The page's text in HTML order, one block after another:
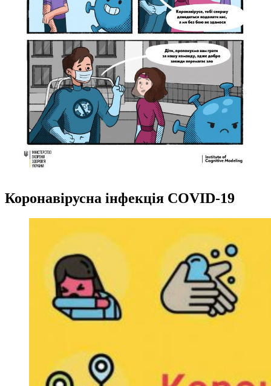
Коронавірусна інфекція COVID-19